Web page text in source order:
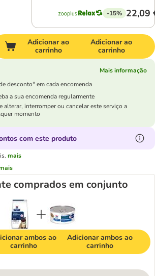
-15% 22,09
Adicionar ao
carrinho
Adicionar ao
carrinho
Mais informação
desconto* em cada encomenda
a sua encomenda regularmente
alterar, interromper ou cancelar este serviço a
momento
com este produto
mais
comprados em conjunto
ambos ao
carrinho
Adicionar ambos ao
carrinho